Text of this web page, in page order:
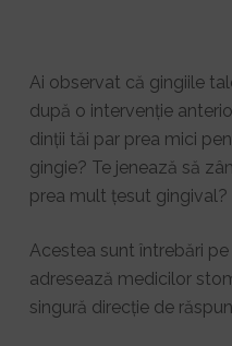
Ai observat că gingiile
după o intervenție
dinții tăi par prea mici
gingie? Te jenează să
prea mult țesut gingival?
Acestea sunt întrebări
adresează medicilor
singură direcție de